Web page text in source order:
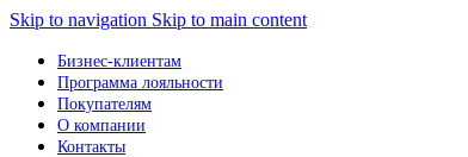
Skip to navigation Skip to main content
Бизнес-клиентам
Программа лояльности
Покупателям
О компании
Контакты